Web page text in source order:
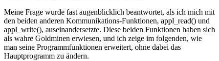
Meine Frage wurde fast augenblicklich beantwortet, als ich mich mit
den beiden anderen Kommunikations-Funktionen, appl_read() und
appl_write(), auseinandersetzte. Diese beiden Funktionen haben sich
als wahre Goldminen erwiesen, und ich zeige im folgenden, wie
man seine Programmfunktionen erweitert, ohne dabei das
Hauptprogramm zu ändern.